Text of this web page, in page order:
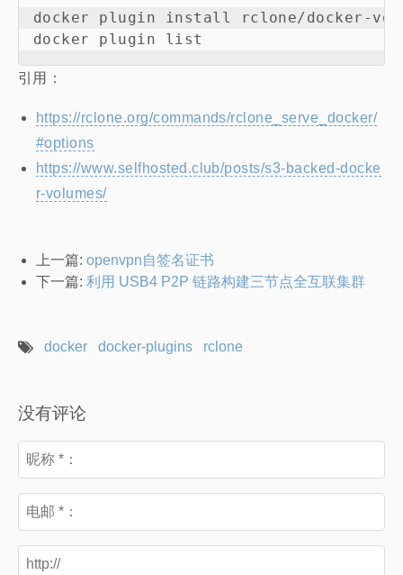
docker plugin install rclone/docker-
引用：
https://rclone.org/commands/rclone_serve_docker/
#options
https://www.selfhosted.club/posts/s3-backed-docke
r-volumes/
上一篇: openvpn自签名证书
下一篇: 利用 USB4 P2P 链路构建三节点全互联集群
docker docker-plugins rclone
没有评论